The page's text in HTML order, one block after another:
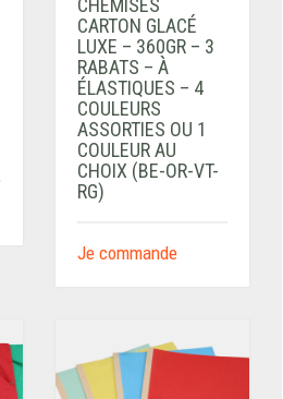
CHEMISES
CARTON GLACÉ
LUXE – 360GR – 3
RABATS – À
ÉLASTIQUES – 4
COULEURS
ASSORTIES OU 1
COULEUR AU
CHOIX (BE-OR-VT-
RG)
Je commande